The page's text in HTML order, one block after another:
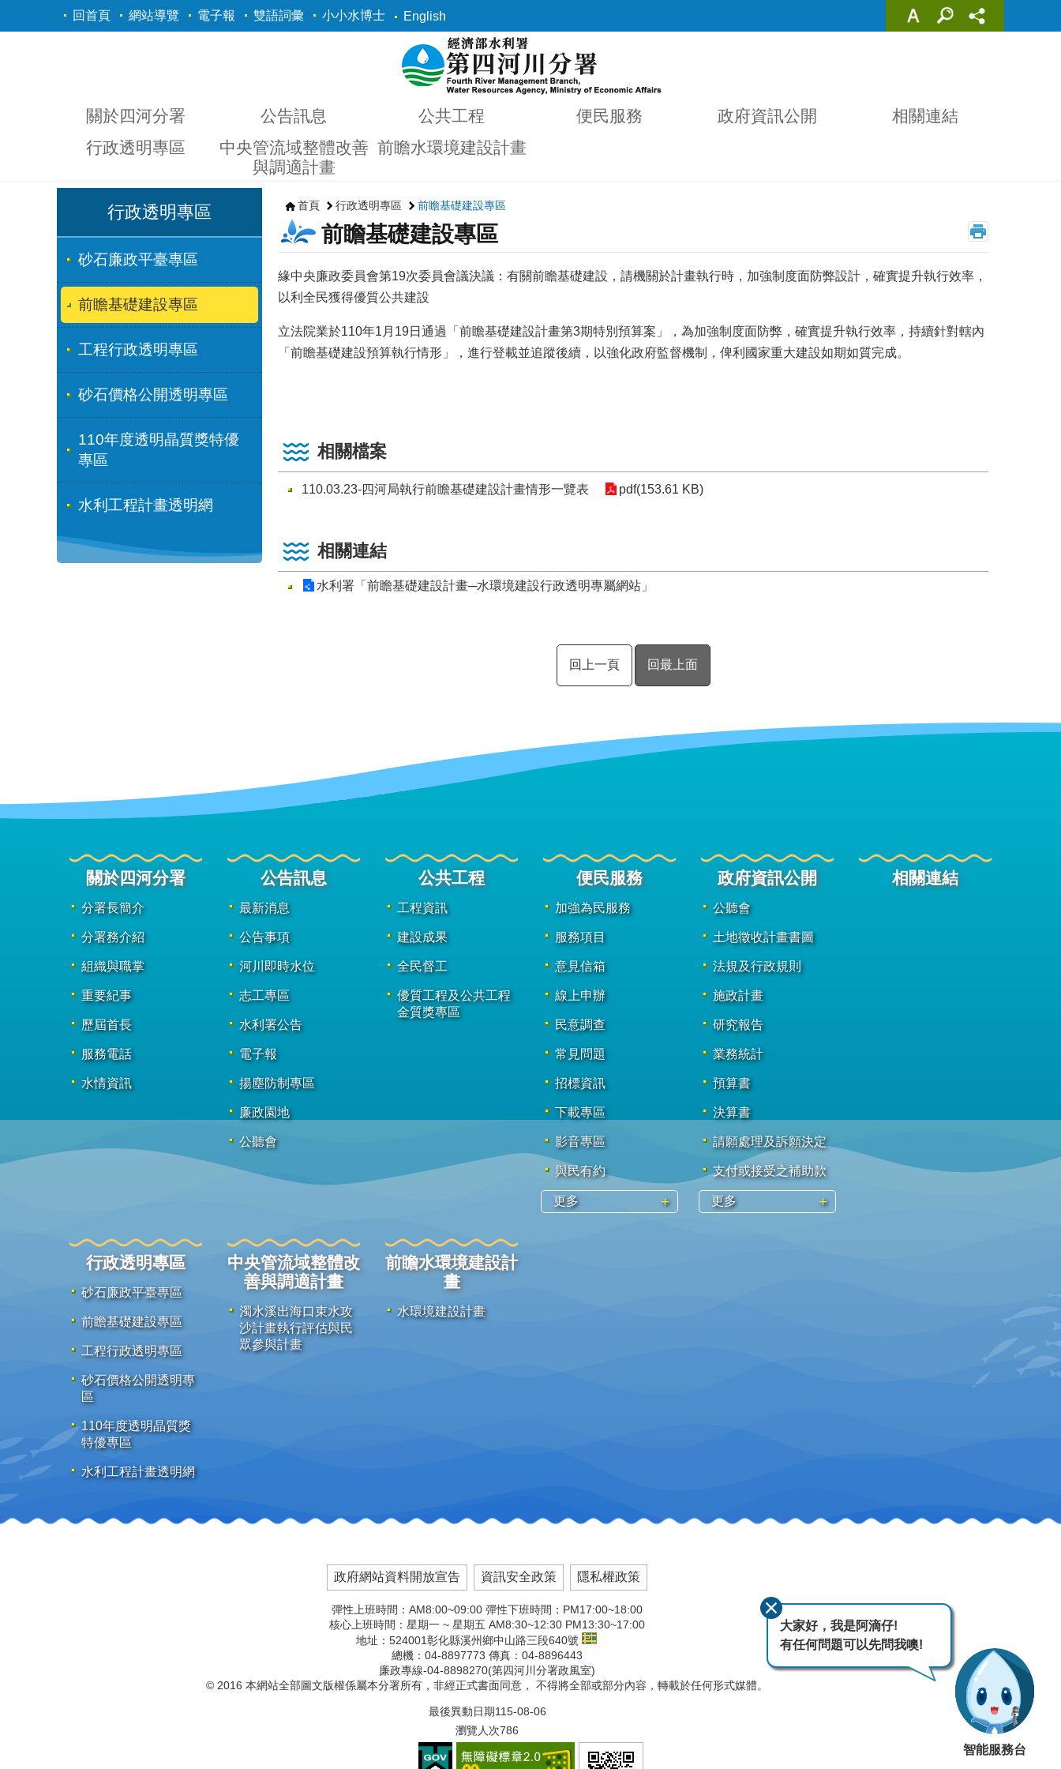
跳到主要內容區塊
回首頁 網站導覽 電子報 雙語詞彙 小小水博士 English
關於四河分署 公告訊息 公共工程 便民服務 政府資訊公開
相關連結
行政透明專區
中央管流域整體改善
與調適計畫
前瞻水環境建設計畫
行政透明專區
砂石廉政平臺專區
前瞻基礎建設專區
工程行政透明專區
砂石價格公開透明專區
110年度透明晶質獎特優
專區
水利工程計畫透明網
首頁 行政透明專區 前瞻基礎建設專區
前瞻基礎建設專區
緣中央廉政委員會第19次委員會議決議：有關前瞻基礎建設，請機關於計畫執行時，加強制度面防弊設計，確實提升執行效率，
以利全民獲得優質公共建設
立法院業於110年1月19日通過「前瞻基礎建設計畫第3期特別預算案」，為加強制度面防弊，確實提升執行效率，持續針對轄內
「前瞻基礎建設預算執行情形」，進行登載並追蹤後續，以強化政府監督機制，俾利國家重大建設如期如質完成。
相關檔案
110.03.23-四河局執行前瞻基礎建設計畫情形一覽表 pdf(153.61 KB)
相關連結
水利署「前瞻基礎建設計畫─水環境建設行政透明專屬網站」
回上一頁 回最上面
關於四河分署
分署長簡介
分署務介紹
組織與職掌
重要紀事
歷屆首長
服務電話
水情資訊
公告訊息
最新消息
公告事項
河川即時水位
志工專區
水利署公告
電子報
揚塵防制專區
廉政園地
公聽會
公共工程
工程資訊
建設成果
全民督工
優質工程及公共工程
金質獎專區
便民服務
加強為民服務
服務項目
意見信箱
線上申辦
民意調查
常見問題
招標資訊
下載專區
影音專區
與民有約
更多
政府資訊公開
公聽會
土地徵收計畫書圖
法規及行政規則
施政計畫
研究報告
業務統計
預算書
決算書
請願處理及訴願決定
支付或接受之補助款
更多
相關連結
行政透明專區
砂石廉政平臺專區
前瞻基礎建設專區
工程行政透明專區
砂石價格公開透明專
區
110年度透明晶質獎
特優專區
水利工程計畫透明網
中央管流域整體改
善與調適計畫
濁水溪出海口束水攻
沙計畫執行評估與民
眾參與計畫
前瞻水環境建設計
畫
水環境建設計畫
政府網站資料開放宣告 資訊安全政策 隱私權政策
彈性上班時間：AM8:00~09:00 彈性下班時間：PM17:00~18:00
核心上班時間：星期一 ~ 星期五 AM8:30~12:30 PM13:30~17:00
地址：524001彰化縣溪州鄉中山路三段640號
總機：04-8897773 傳真：04-8896443
廉政專線-04-8898270(第四河川分署政風室)
© 2016 本網站全部圖文版權係屬本分署所有，非經正式書面同意， 不得將全部或部分內容，轉載於任何形式媒體。
最後異動日期115-08-06
瀏覽人次786
大家好，我是阿滴仔!
有任何問題可以先問我噢!
智能服務台